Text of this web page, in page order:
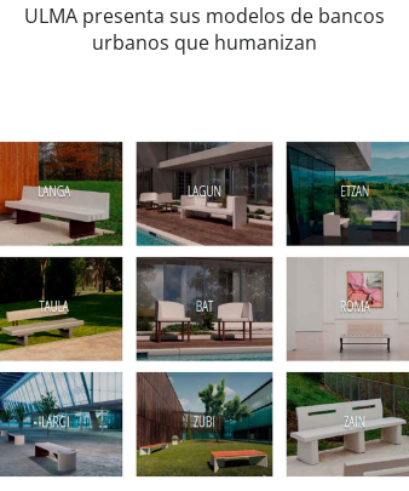
ULMA presenta sus modelos de bancos
urbanos que humanizan